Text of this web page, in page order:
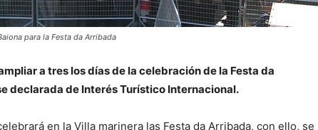
para la Festa da Arribada
a tres los días de la celebración de la Festa da
declarada de Interés Turístico Internacional.
en la Villa marinera las Festa da Arribada, con ello, se